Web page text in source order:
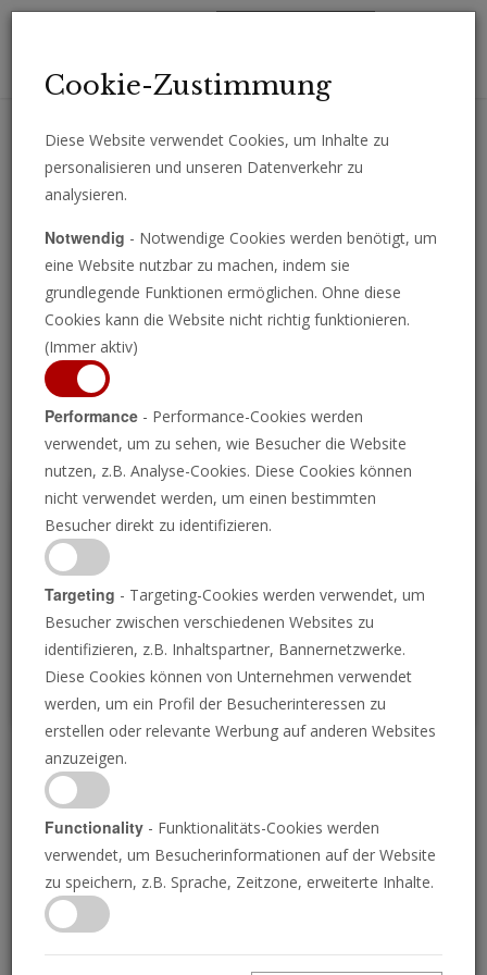
Erhalten Sie wichtige Analysen, Kommentare und Nachrichten
Programm ansehen
P
Wer will aber sein
Geschlecht beschreiben?
03.04.2025 • 22 Minuten
Jesus Christus wurde wegen Ihrer physischen
und geistlichen Sünden brutal geschlagen und
Cookie-Zustimmung
Diese Website verwendet Cookies, um Inhalte zu
personalisieren und unseren Datenverkehr zu
analysieren.
Notwendig - Notwendige Cookies werden benötigt, um
eine Website nutzbar zu machen, indem sie
grundlegende Funktionen ermöglichen. Ohne diese
Cookies kann die Website nicht richtig funktionieren.
(Immer aktiv)
Performance - Performance-Cookies werden
verwendet, um zu sehen, wie Besucher die Website
nutzen, z.B. Analyse-Cookies. Diese Cookies können
nicht verwendet werden, um einen bestimmten
Besucher direkt zu identifizieren.
Targeting - Targeting-Cookies werden verwendet, um
Besucher zwischen verschiedenen Websites zu
identifizieren, z.B. Inhaltspartner, Bannernetzwerke.
Diese Cookies können von Unternehmen verwendet
werden, um ein Profil der Besucherinteressen zu
erstellen oder relevante Werbung auf anderen Websites
anzuzeigen.
Functionality - Funktionalitäts-Cookies werden
verwendet, um Besucherinformationen auf der Website
zu speichern, z.B. Sprache, Zeitzone, erweiterte Inhalte.